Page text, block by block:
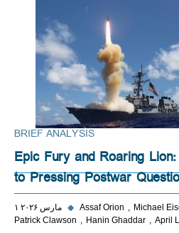
BRIEF ANALYSIS
Epic Fury and Roaring
to Pressing Postwar
۱ مارس ۲۰۲۶ ◆ Assaf Orion Michael
Patrick Clawson
Hanin Ghaddar April